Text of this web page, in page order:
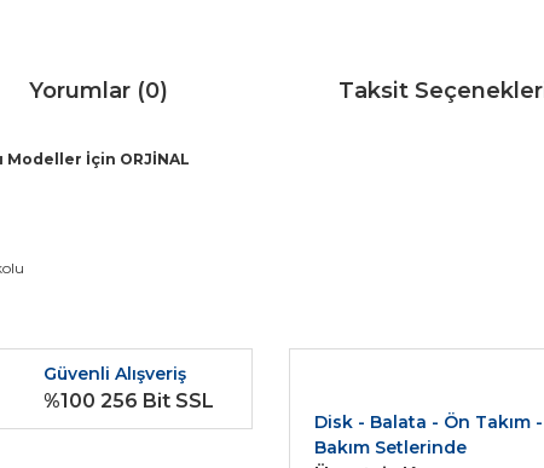
Yorumlar (0) Taksit
Modeller İçin ORJİNAL
diğer konularda yetersiz gördüğünüz noktaları öneri formunu
Güvenli Alışveriş
%100 256 Bit SSL
Disk - Balata - Ön Takım -
Bakım Setlerinde